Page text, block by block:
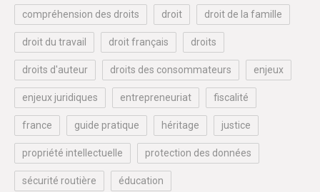
compréhension des droits droit droit de la famille
droit du travail droit français droits
droits d'auteur droits des consommateurs enjeux
enjeux juridiques entrepreneuriat fiscalité
france guide pratique héritage justice
propriété intellectuelle protection des données
sécurité routière éducation